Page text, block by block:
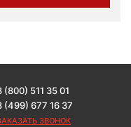
(800) 511 35 01
(499) 677 16 37
ЗВОНОК